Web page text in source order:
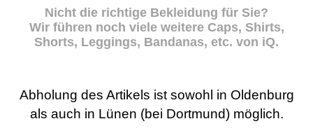
Nicht die richtige Bekleidung für Sie?
Wir führen noch viele weitere Caps, Shirts,
Shorts, Leggings, Bandanas, etc. von iQ.
Abholung des Artikels ist sowohl in Oldenburg
als auch in Lünen (bei Dortmund) möglich.